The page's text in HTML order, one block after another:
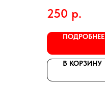
250 р.
ПОДРОБНЕЕ
В КОРЗИНУ